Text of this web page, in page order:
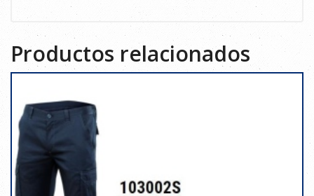
Productos relacionados